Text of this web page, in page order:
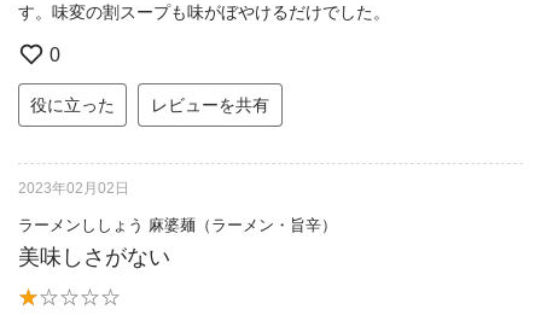
す。味変の割スープも味がぼやけるだけでした。
0
役に立った レビューを共有
2023年02月02日
ラーメンししょう 麻婆麺（ラーメン・旨辛）
美味しさがない